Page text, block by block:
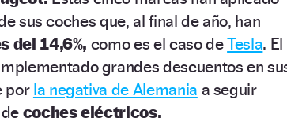
sus coches que, al final de año, han
del 14,6%, como es el caso deTesla. El
grandes descuentos en
por la negativa de Alemania a seguir
coches eléctricos.